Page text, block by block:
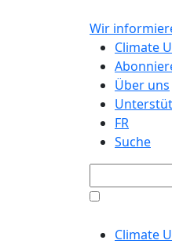
Wir
Climate
Über uns
FR
Suche
Climate